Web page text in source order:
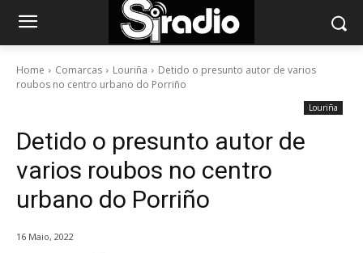
Home Comarcas Louriña
Detido o presunto autor de varios
roubos no centro urbano do Porriño
Louriña
Detido o presunto autor de
varios roubos no centro
urbano do Porriño
16 Maio, 2022